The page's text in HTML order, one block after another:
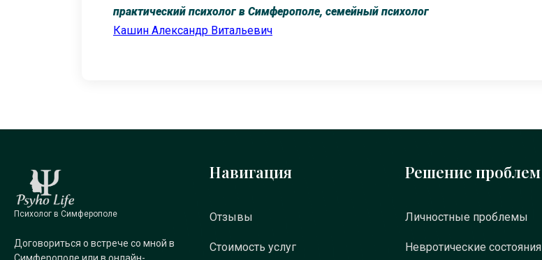
практический психолог в Симферополе, семейный психолог
Кашин Александр Витальевич
Психолог в Симферополе
Договориться о встрече со мной в
Навигация
Отзывы
Стоимость услуг
Решение проблем
Личностные проблемы
Невротические состояния